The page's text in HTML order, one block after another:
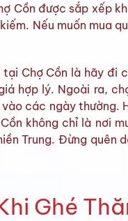
Cồn được sắp xếp
Nếu muốn mua
Chợ Cồn là hãy đi
hợp lý. Ngoài ra,
các ngày thường.
không chỉ là nơi
Trung. Đừng quên
Ghé